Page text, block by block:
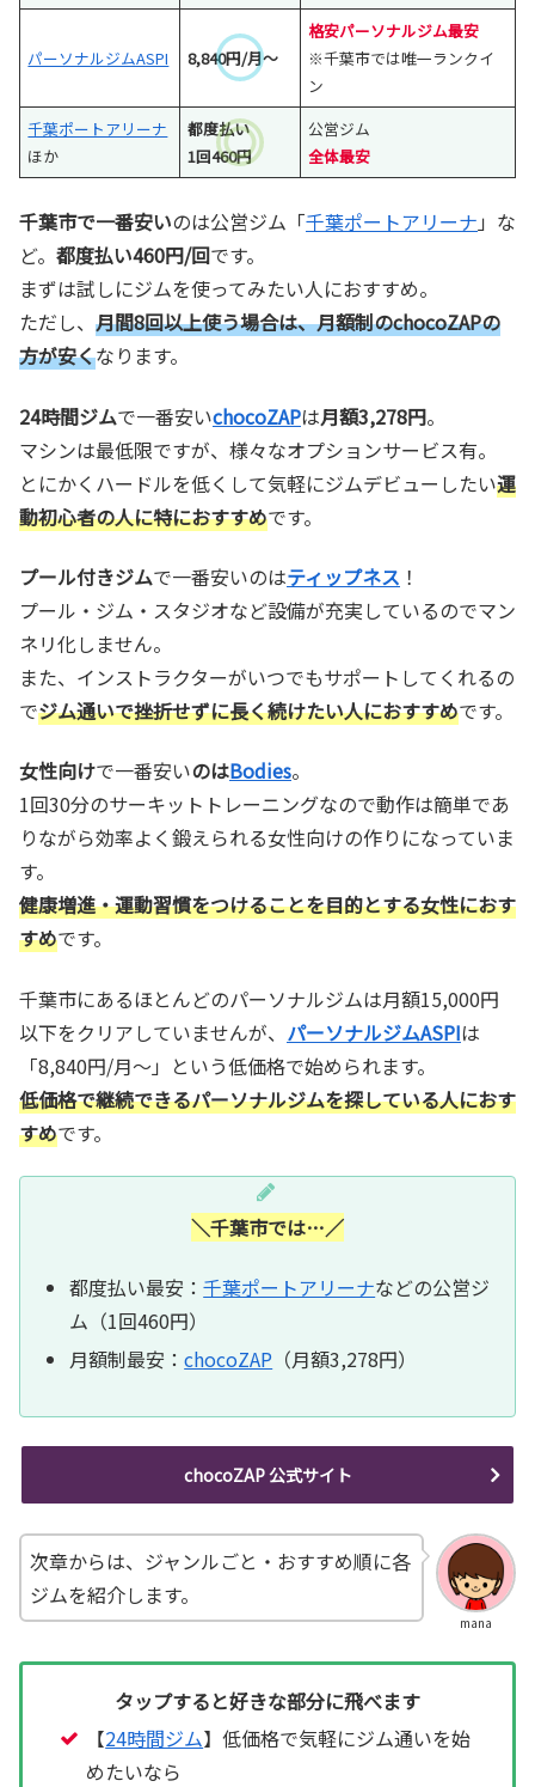
パーソナルジムASPI 8,840円/月～
格安パーソナルジム最安
※千葉市では唯一ランクイ
ン
千葉ポートアリーナ
ほか
都度払い
1回460円
公営ジム
全体最安
千葉市で一番安いのは公営ジム「千葉ポートアリーナ 」な
ど。 都度払い460円/回です。
まずは試しにジムを使ってみたい人におすすめ。
ただし、 月間8回以上使う場合は、月額制のchocoZAPの
方が安くなります。
24時間ジムで一番安いchocoZAPは月額3,278円。
マシンは最低限ですが、様々なオプションサービス有。
とにかくハードルを低くして気軽にジムデビューしたい運
動初心者の人に特におすすめです。
プール付きジムで一番安いのはティップネス ！
プール・ジム・スタジオなど設備が充実しているのでマン
ネリ化しません。
また、インストラクターがいつでもサポートしてくれるの
でジム通いで挫折せずに長く続けたい人におすすめです。
女性向けで一番安いのはBodies。
1回30分のサーキットトレーニングなので動作は簡単であ
りながら効率よく鍛えられる女性向けの作りになっていま
す。
健康増進・運動習慣をつけることを目的とする女性におす
すめです。
千葉市にあるほとんどのパーソナルジムは月額15,000円
以下をクリアしていませんが、 パーソナルジムASPIは
「8,840円/月～」という低価格で始められます。
低価格で継続できるパーソナルジムを探している人におす
すめです。
＼千葉市では…／
都度払い最安：千葉ポートアリーナなどの公営ジ
ム（1回460円）
月額制最安：chocoZAP （月額3,278円）
chocoZAP 公式サイト
mana
次章からは、ジャンルごと・おすすめ順に各
ジムを紹介します。
タップすると好きな部分に飛べます
【24時間ジム】低価格で気軽にジム通いを始
めたいなら